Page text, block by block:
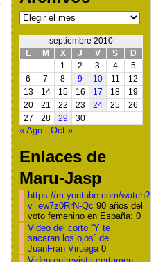
Archivos
septiembre 2010
L
M X J V S
D
1
2 3 4
5
6
7 8 9 10 11
12
13
14 15 16 17 18
19
20
21 22 23 24 25
26
27
28 29 30
« Ago Oct »
Enlaces de
Maru-Jasp
https://m.youtube.com/watch?
v=ew7z0RrN-Qc 90 años del
voto femenino en España: 0
Video del corto “Y te
sacaran los ojos” de
JuanFran Viruega0